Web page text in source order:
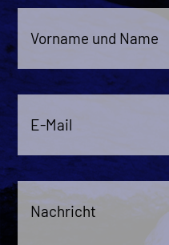
und
E-
Mail*
Nachricht